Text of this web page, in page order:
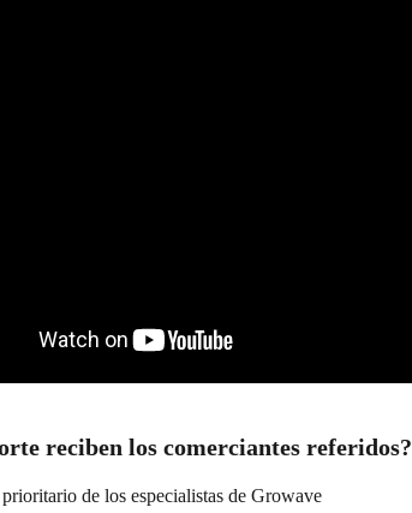
reciben los comerciantes referidos?
de los especialistas de Growave